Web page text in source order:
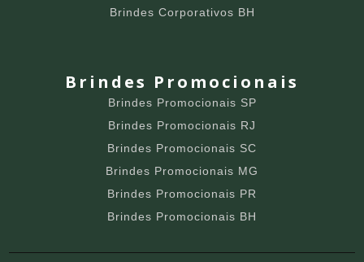
Brindes Corporativos BH
Brindes Promocionais
Brindes Promocionais SP
Brindes Promocionais RJ
Brindes Promocionais SC
Brindes Promocionais MG
Brindes Promocionais PR
Brindes Promocionais BH